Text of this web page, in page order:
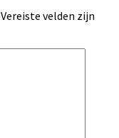
Vereiste velden zijn